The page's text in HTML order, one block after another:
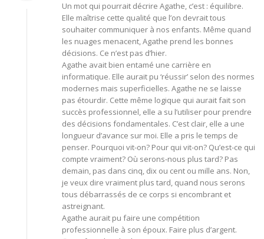
Un mot qui pourrait décrire Agathe, c’est : équilibre.
Elle maîtrise cette qualité que l’on devrait tous
souhaiter communiquer à nos enfants. Même quand
les nuages menacent, Agathe prend les bonnes
décisions. Ce n’est pas d’hier.
Agathe avait bien entamé une carrière en
informatique. Elle aurait pu ‘réussir’ selon des normes
modernes mais superficielles. Agathe ne se laisse
pas étourdir. Cette même logique qui aurait fait son
succès professionnel, elle a su l’utiliser pour prendre
des décisions fondamentales. C’est clair, elle a une
longueur d’avance sur moi. Elle a pris le temps de
penser. Pourquoi vit-on? Pour qui vit-on? Qu’est-ce qui
compte vraiment? Où serons-nous plus tard? Pas
demain, pas dans cinq, dix ou cent ou mille ans. Non,
je veux dire vraiment plus tard, quand nous serons
tous débarrassés de ce corps si encombrant et
astreignant.
Agathe aurait pu faire une compétition
professionnelle à son époux. Faire plus d’argent.